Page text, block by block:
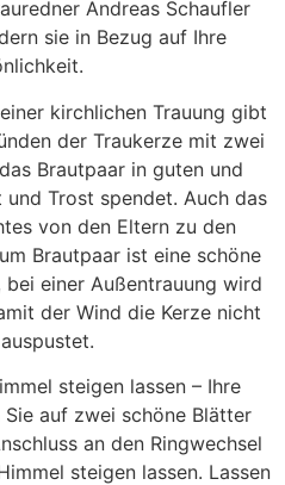
Andreas Schaufler
sie in Bezug auf Ihre
kirchlichen Trauung gibt
der Traukerze mit zwei
Brautpaar in guten und
Trost spendet. Auch das
von den Eltern zu den
Brautpaar ist eine schöne
einer Außentrauung wird
der Wind die Kerze nicht
steigen lassen – Ihre
auf zwei schöne Blätter
an den Ringwechsel
steigen lassen. Lassen